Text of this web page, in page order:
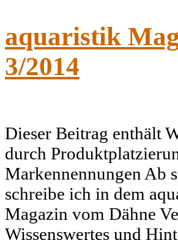
aquaristik
3/2014
Dieser Beitrag enthält
durch
Markennennungen Ab
schreibe ich in dem
Magazin vom Dähne
Wissenswertes und